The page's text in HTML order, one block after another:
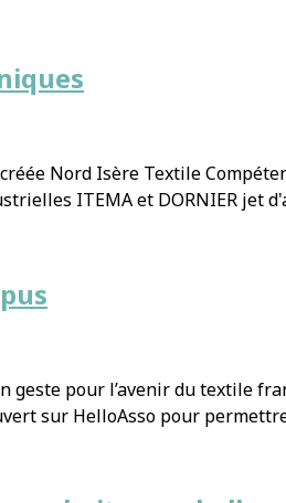
Nord Isère Textile
ITEMA et DORNIER jet
geste pour l’avenir du textile
sur HelloAsso pour